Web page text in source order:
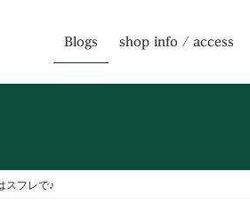
Blogs shop info / access
スフレで♪